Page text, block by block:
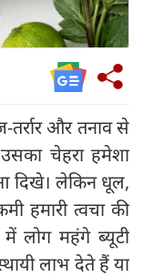
और तनाव से
चेहरा हमेशा
दिखे। लेकिन धूल,
हमारी त्वचा की
लोग महंगे ब्यूटी
लाभ देते हैं या